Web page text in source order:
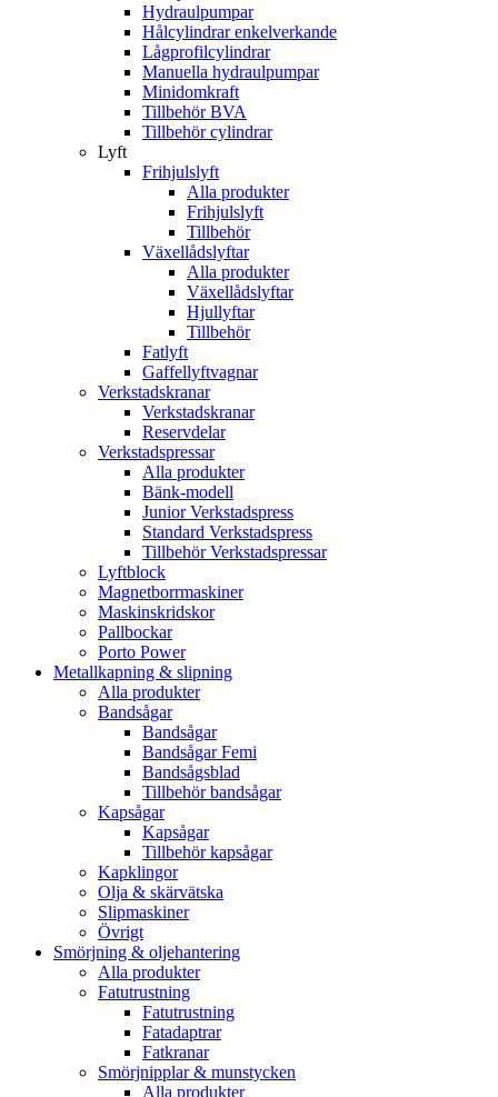
Hydraulpumpar
Hålcylindrar enkelverkande
Lågprofilcylindrar
Manuella hydraulpumpar
Minidomkraft
Tillbehör BVA
Tillbehör cylindrar
Lyft
Frihjulslyft
Alla produkter
Frihjulslyft
Tillbehör
Växellådslyftar
Alla produkter
Växellådslyftar
Hjullyftar
Tillbehör
Fatlyft
Gaffellyftvagnar
Verkstadskranar
Verkstadskranar
Reservdelar
Verkstadspressar
Alla produkter
Bänk-modell
Junior Verkstadspress
Standard Verkstadspress
Tillbehör Verkstadspressar
Lyftblock
Magnetborrmaskiner
Maskinskridskor
Pallbockar
Porto Power
Metallkapning & slipning
Alla produkter
Bandsågar
Bandsågar
Bandsågar Femi
Bandsågsblad
Tillbehör bandsågar
Kapsågar
Kapsågar
Tillbehör kapsågar
Kapklingor
Olja & skärvätska
Slipmaskiner
Övrigt
Smörjning & oljehantering
Alla produkter
Fatutrustning
Fatutrustning
Fatadaptrar
Fatkranar
Smörjnipplar & munstycken
Alla produkter